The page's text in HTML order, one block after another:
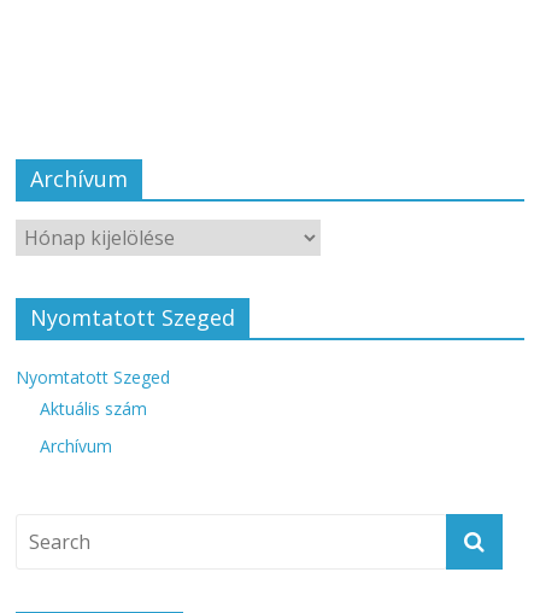
Archívum
Nyomtatott Szeged
Nyomtatott Szeged
Aktuális szám
Archívum